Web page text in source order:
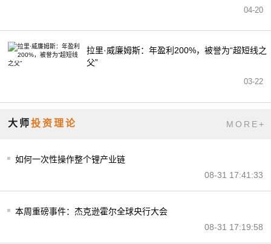
04-20
拉里·威廉姆斯：年盈利200%，被誉为“超短线之
父”
03-22
大师投资理论 MORE+
如何一次性操作整个锂产业链
08-31 17:41:33
本周重磅事件：杰克逊霍尔全球央行大会
08-31 17:19:58